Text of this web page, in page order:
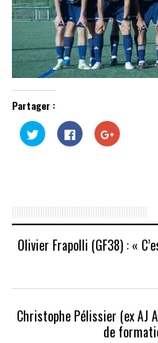
Partager :
Cliquez
pour
partager
fenêtre)
Cliquez
pour
partager
fenêtre)
Cliquez
pour
nouvelle
fenêtre)
Olivier Frapolli (GF38) : «
Christophe Pélissier (ex AJ
de